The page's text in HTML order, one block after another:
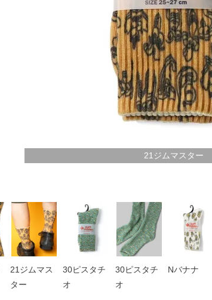
21ジムマスター
21ジムマス
ター
30ピスタチ
オ
30ピスタチ
オ
Nバナナ